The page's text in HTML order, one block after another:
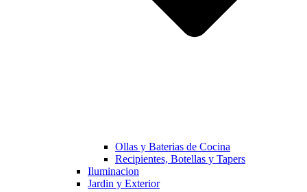
Ollas y Baterias de Cocina
Recipientes, Botellas y Tapers
Iluminacion
Jardin y Exterior